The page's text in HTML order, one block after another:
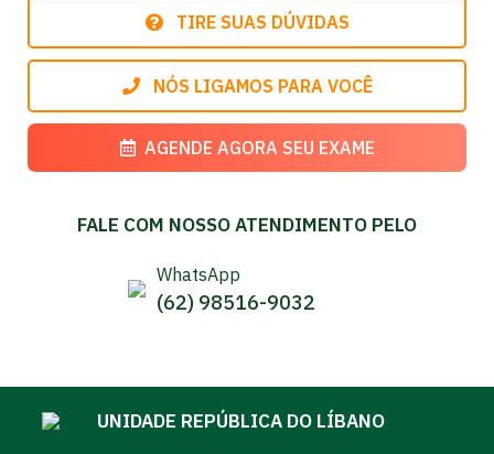
TIRE SUAS DÚVIDAS
NÓS LIGAMOS PARA VOCÊ
AGENDE AGORA SEU EXAME
FALE COM NOSSO ATENDIMENTO PELO
WhatsApp
(62) 98516-9032
UNIDADE REPÚBLICA DO LÍBANO